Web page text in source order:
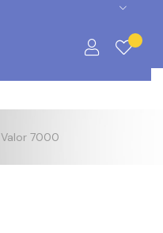
Valor 7000